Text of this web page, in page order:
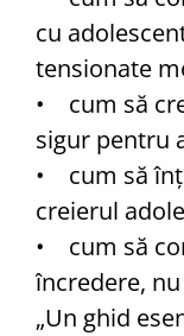
cu
tensionate
• cum să
sigur pentru
• cum să
creierul
• cum să
încredere,
„Un ghid